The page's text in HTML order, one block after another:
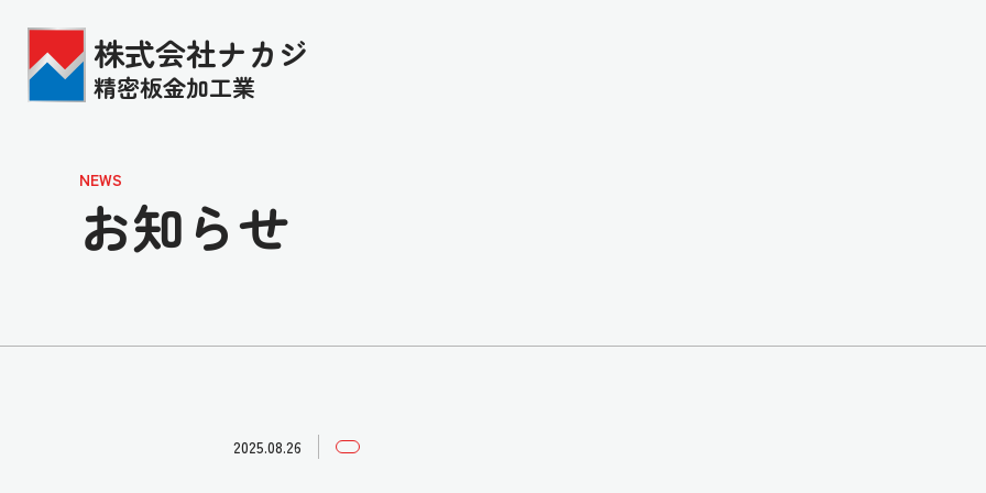
株式会社ナカジ
精密板金加工業
NEWS
お知らせ
2025.08.26